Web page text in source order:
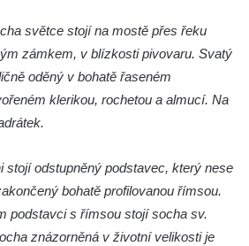
Budějovicích
II. v parku Na
Budějovicích
Na Sadech v
tramvajový sloup na
Budějovicích
světce stojí na mostě přes řeku
zámkem, v blízkosti pivovaru. Svatý
oděný v bohatě řaseném
klerikou, rochetou a almucí. Na
stojí odstupněný podstavec, který nese
bohatě profilovanou římsou.
podstavci s římsou stojí socha sv.
znázorněná v životní velikosti je